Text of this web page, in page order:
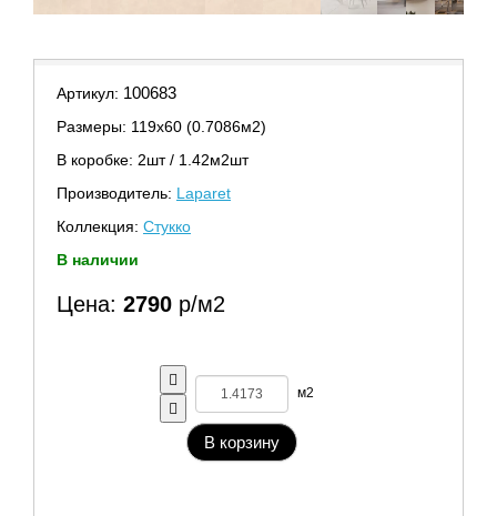
Артикул: 100683
Размеры: 119х60 (0.7086м2)
В коробке: 2шт / 1.42м2шт
Производитель: Laparet
Коллекция: Стукко
В наличии
Цена: 2790 р/м2
м2
В корзину